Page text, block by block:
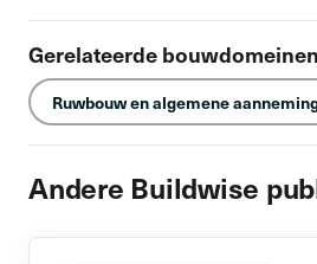
Gerelateerde
Ruwbouw en algemene
Andere Buildwise